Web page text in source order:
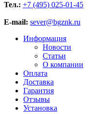
Тел.: +7 (495) 025-01-45
E-mail: sever@bgznk.ru
Информация
Новости
Статьи
О компании
Оплата
Доставка
Гарантия
Отзывы
Установка